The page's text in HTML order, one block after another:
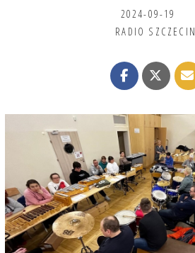
2024-09-19
RADIO SZCZECIN